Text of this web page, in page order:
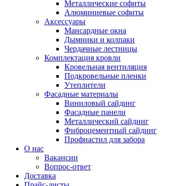
Металлические софиты
Алюминиевые софиты
Аксессуары
Мансардные окна
Дымники и колпаки
Чердачные лестницы
Комплектация кровли
Кровельная вентиляция
Подкровельные пленки
Утеплители
Фасадные материалы
Виниловый сайдинг
Фасадные панели
Металлический сайдинг
Фиброцементный сайдинг
Профнастил для забора
О нас
Вакансии
Вопрос-ответ
Доставка